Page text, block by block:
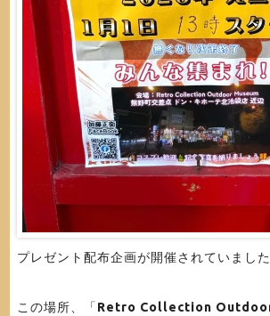
プレゼント配布企画が開催されていました
この場所、「 Retro Collection